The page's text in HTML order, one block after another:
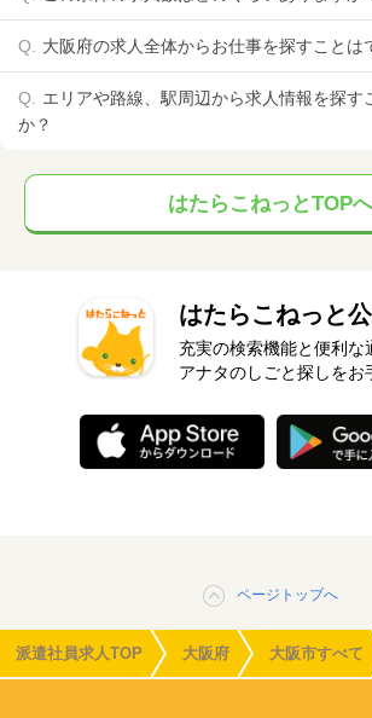
大阪府の求人全体からお仕事を探すことは
エリアや路線、駅周辺から求人情報を探す
か？
はたらこねっとTOPへ
はたらこねっと
充実の検索機能と便利な
アナタのしごと探しをお
ページトップへ
派遣社員求人TOP 大阪府 大阪市すべて